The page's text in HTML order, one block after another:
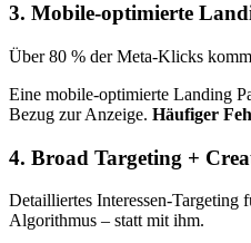
3. Mobile-optimierte
Über 80 % der Meta-Klicks
Eine mobile-optimierte Landing
Bezug zur Anzeige. Häufiger
4. Broad Targeting +
Detailliertes Interessen-Targeting
Algorithmus – statt mit ihm.